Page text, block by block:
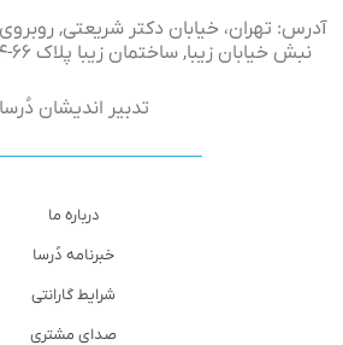
آدرس: تهران، خیابان دکتر شریعتی,
نبش خیابان زیبا, ساختمان زیبا پلاک ۶۶-۶۴, طبقه سوم, واحد ۹
تدبیر اندیشان دُرسا
درباره ما
خبرنامه دُرسا
شرایط گارانتی
صدای مشتری